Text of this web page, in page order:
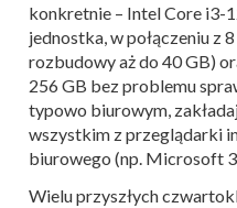
konkretnie – Intel Core i3-
jednostka, w połączeniu z
rozbudowy aż do 40 GB)
256 GB bez problemu
typowo biurowym,
wszystkim z przeglądarki
biurowego (np. Microsoft
Wielu przyszłych